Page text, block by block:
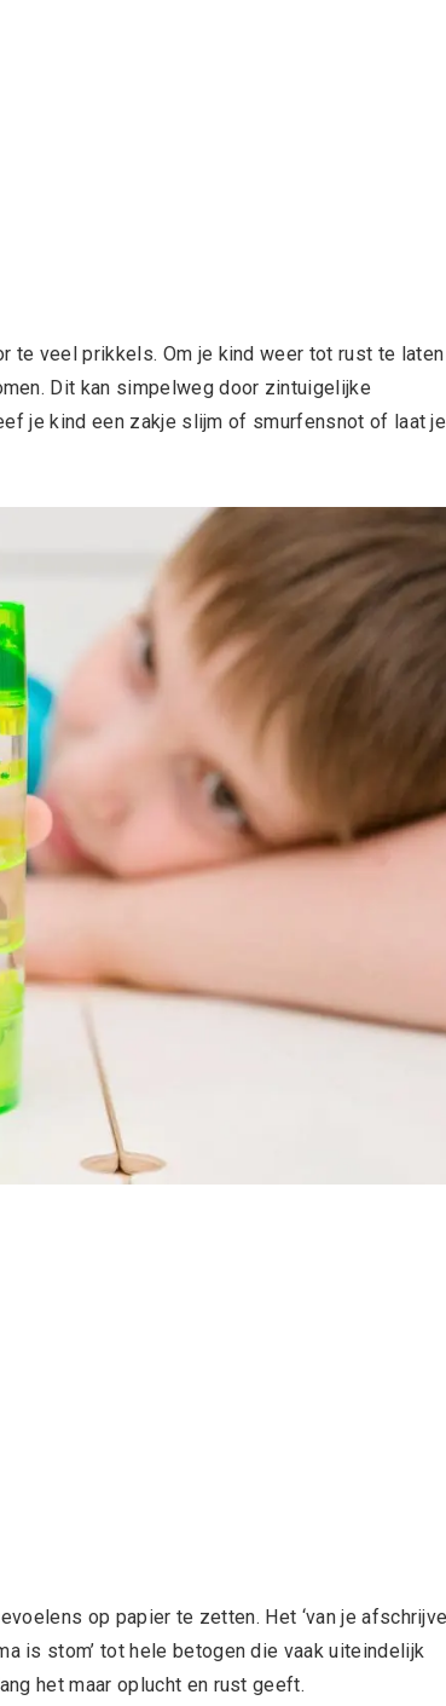
te veel prikkels. Om je kind weer tot rust te laten
Dit kan simpelweg door zintuigelijke
je kind een zakje slijm of smurfensnot of laat je
op papier te zetten. Het ‘van je
is stom’ tot hele betogen die vaak uiteindelijk
het maar oplucht en rust geeft.